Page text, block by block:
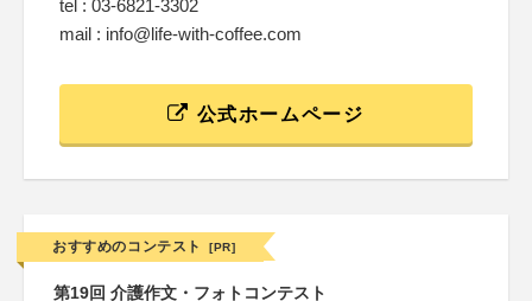
tel : 03-6821-3302
mail : info@life-with-coffee.com
公式ホームページ
おすすめのコンテスト [PR]
第19回 介護作文・フォトコンテスト